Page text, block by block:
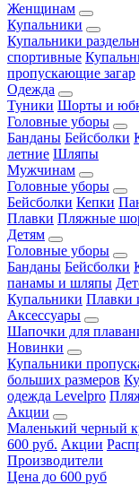
Женщинам
Купальники
Купальники
спортивные
пропускающие загар
Одежда
Туники Шорты и
Головные уборы
Банданы Бейсболки
летние Шляпы
Мужчинам
Головные уборы
Бейсболки Кепки
Плавки Пляжные
Детям
Головные уборы
Банданы Бейсболки
панамы и шляпы
Купальники Плавки
Аксессуары
Шапочки для
Новинки
Купальники
больших размеров
одежда Levelpro
Акции
Маленький черный
600 руб. Акции
Производители
Цена до 600 руб